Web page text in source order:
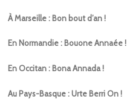
À Marseille : Bon bout d’an !
En Normandie : Bouone Annaée !
En Occitan : Bona Annada !
Au Pays-Basque : Urte Berri On !